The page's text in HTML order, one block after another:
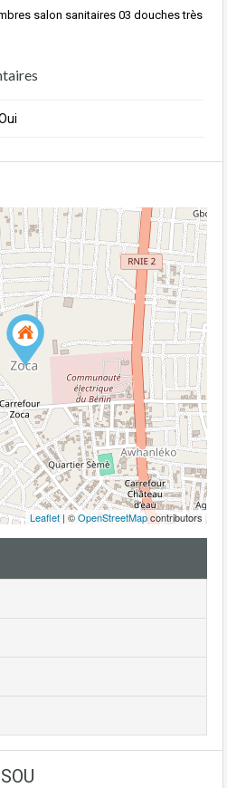
salon sanitaires 03 douches très
Leaflet| ©OpenStreetMapcontributors